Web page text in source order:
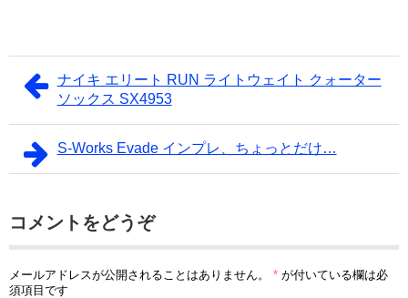
ナイキ エリート RUN ライトウェイト クォーター
ソックス SX4953
S-Works Evade インプレ、ちょっとだけ…
コメントをどうぞ
メールアドレスが公開されることはありません。 * が付いている欄は必
須項目です